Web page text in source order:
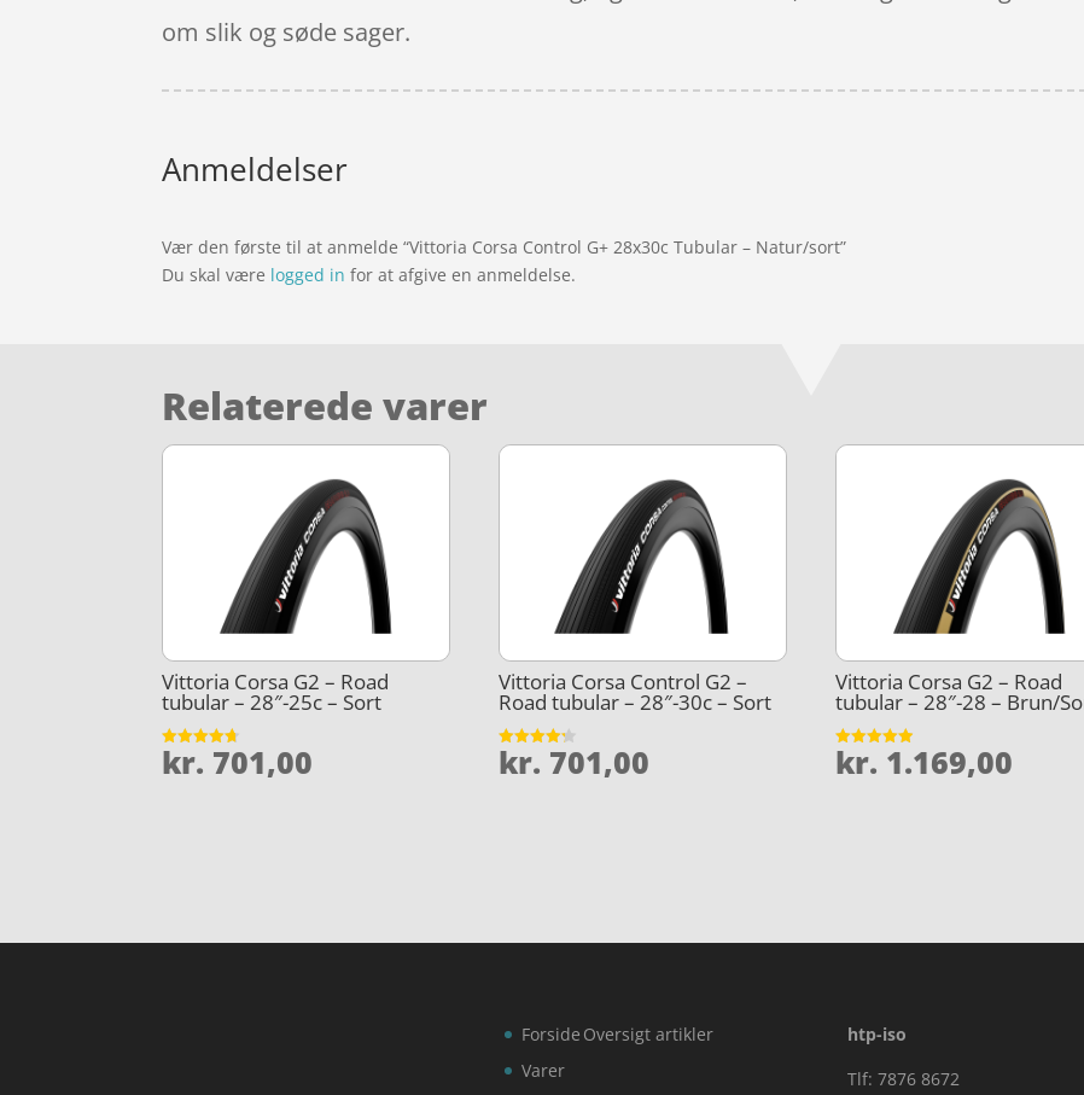
om slik og søde sager.
Anmeldelser
Vær den første til at anmelde “Vittoria Corsa Control G+ 28x30c Tubular – Natur/sort”
Du skal være logged in for at afgive en anmeldelse.
Relaterede varer
Vittoria Corsa G2 – Road
tubular – 28″-25c – Sort
Vurderet
4.7
kr. 701,00
Vittoria Corsa Control G2 –
Road tubular – 28″-30c – Sort
Vurderet
4.2
kr. 701,00
Vittoria Corsa G2 – Road
tubular – 28″-28 – Brun/
Vurderet
4.9
kr. 1.169,00
Forside
Varer
Oversigt artikler
htp-iso
Tlf: 7876 8672